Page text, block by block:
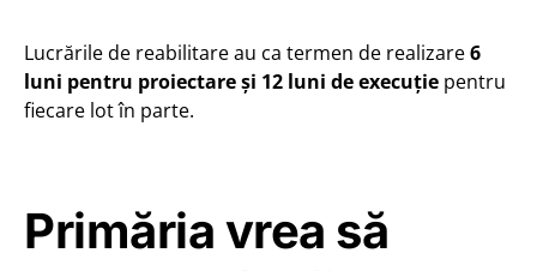
Lucrările de reabilitare au ca termen de realizare6
luni pentru proiectare și 12 luni de execuție pentru
fiecare lot în parte.
Primăria vrea să